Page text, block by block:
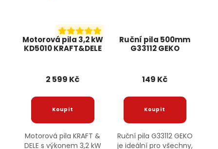
Motorová pila 3,2 kW
KD5010 KRAFT&DELE
2 599 Kč
Motorová pila KRAFT &
DELE s výkonem 3,2 kW
Ruční pila 500mm
G33112 GEKO
149 Kč
Ruční pila G33112 GEKO
je ideální pro všechny,